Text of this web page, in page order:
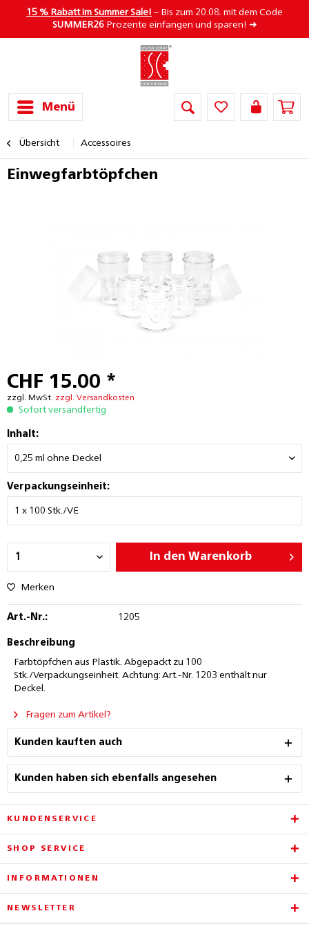
15 % Rabatt im Summer Sale! – Bis zum 20.08. mit dem Code
SUMMER26Prozente einfangen und sparen! ➜
Menü
Übersicht Accessoires
Einwegfarbtöpfchen
CHF 15.00 *
zzgl. MwSt. zzgl. Versandkosten
Sofort versandfertig
Inhalt:
Verpackungseinheit:
In den Warenkorb
Merken
Art.-Nr.: 1205
Beschreibung
Farbtöpfchen aus Plastik. Abgepackt zu 100
Stk./Verpackungseinheit. Achtung: Art.-Nr. 1203 enthält nur
Deckel.
Fragen zum Artikel?
Kunden kauften auch
Kunden haben sich ebenfalls angesehen
KUNDENSERVICE
SHOP SERVICE
INFORMATIONEN
NEWSLETTER